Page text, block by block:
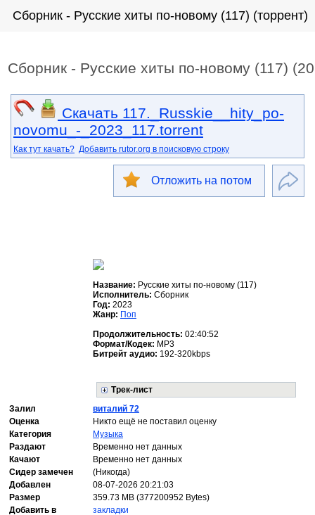
Сборник - Русские хиты по-новому (117) (торрент)
Сборник - Русские хиты по-новому (117)
Скачать 117._Russkie__hity_po-
novomu_-_2023_117.torrent
Как тут качать? Добавить rutor.org в поисковую строку
Отложить на потом
Название: Русские хиты по-новому (117)
Исполнитель: Сборник
Год: 2023
Жанр: Поп
Продолжительность: 02:40:52
Формат/Кодек: MP3
Битрейт аудио: 192-320kbps
Трек-лист
Залил
виталий 72
Оценка
Никто ещё не поставил оценку
Категория
Музыка
Раздают
Временно нет данных
Качают
Временно нет данных
Сидер замечен
(Никогда)
Добавлен
08-07-2026 20:21:03
Размер
359.73 MB (377200952 Bytes)
Добавить в
закладки